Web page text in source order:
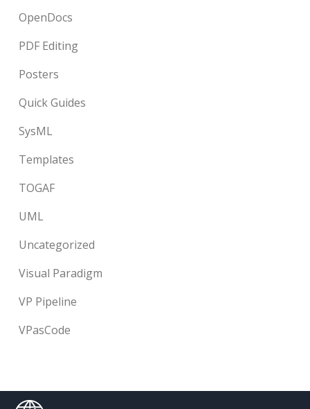
OpenDocs
PDF Editing
Posters
Quick Guides
SysML
Templates
TOGAF
UML
Uncategorized
Visual Paradigm
VP Pipeline
VPasCode